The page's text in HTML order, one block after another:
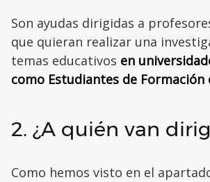
Son ayudas dirigidas a
que quieran realizar una
temas educativos en
como Estudiantes de Formación
2. ¿A quién van
Como hemos visto en el